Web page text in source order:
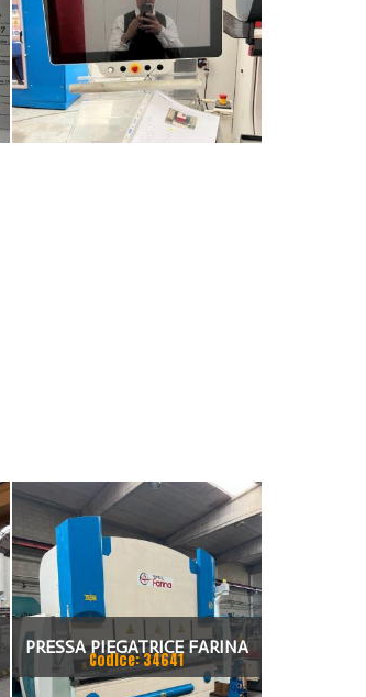
PRESSA PIEGATRICE FARINA
3000 X 130 TON
Codice: 34641